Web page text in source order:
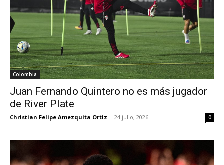
Colombia
Juan Fernando Quintero no es más jugador
de River Plate
Christian Felipe Amezquita Ortiz - 24 julio, 2026 0